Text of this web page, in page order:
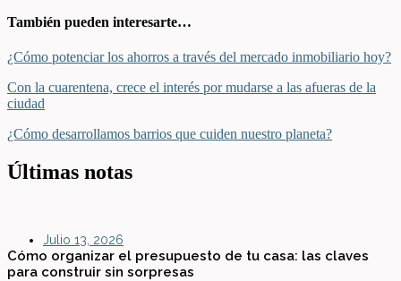
También pueden interesarte…
¿Cómo potenciar los ahorros a través del mercado inmobiliario hoy?
Con la cuarentena, crece el interés por mudarse a las afueras de la
ciudad
¿Cómo desarrollamos barrios que cuiden nuestro planeta?
Últimas notas
Julio 13, 2026
Cómo organizar el presupuesto de tu casa: las claves
para construir sin sorpresas